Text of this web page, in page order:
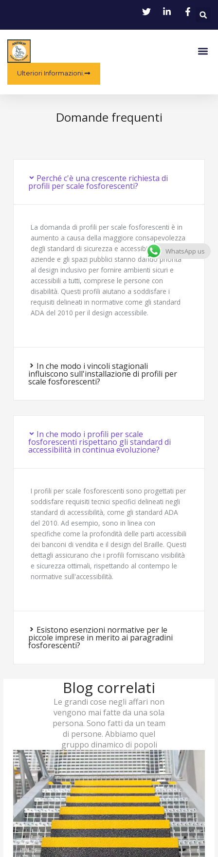
Ulteriori Informazioni.
Domande frequenti
Perché c'è una crescente richiesta di
profili per scale fosforescenti?
La domanda di profili per scale fosforescenti è in
aumento a causa della maggiore consapevolezza
degli standard di sicurezza e accessibilità. Le
aziende e gli spazi pubblici stanno dando priorità
al design inclusivo per fornire ambienti sicuri e
accessibili a tutti, comprese le persone con
disabilità. Questi profili aiutano a soddisfare i
requisiti delineati in normative come gli standard
ADA del 2010 per il design accessibile.
In che modo i vincoli stagionali
influiscono sull'installazione di profili per
scale fosforescenti?
In che modo i profili per scale
fosforescenti rispettano gli standard di
accessibilità in continua evoluzione?
I profili per scale fosforescenti sono progettati per
soddisfare requisiti tecnici specifici delineati negli
standard di accessibilità, come gli standard ADA
del 2010. Ad esempio, sono in linea con
specifiche come la profondità delle parti accessibili
dei banconi di vendita e il design del Braille. Questi
dettagli assicurano che i profili forniscano visibilità
e sicurezza ottimali, rispettando al contempo le
normative sull'accessibilità.
Esistono esenzioni normative per le
piccole imprese in merito ai paragradini
fosforescenti?
Blog correlati
Le grandi cose negli affari non
vengono mai fatte da una sola
persona. Sono fatti da un team
di persone. Abbiamo quel
gruppo dinamico di popoli
WhatsApp us